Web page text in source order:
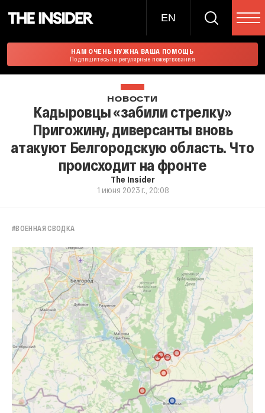
EN
НАМ ОЧЕНЬ НУЖНА ВАША ПОМОЩЬ
Подпишитесь на регулярные пожертвования
НОВОСТИ
Кадыровцы «забили стрелку»
Пригожину, диверсанты вновь
атакуют Белгородскую область. Что
происходит на фронте
The Insider
1 июня 2023 г., 20:08
#ВОЕННАЯ СВОДКА